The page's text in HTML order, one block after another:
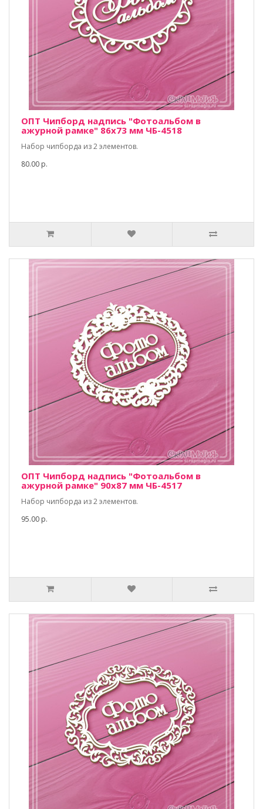
ОПТ Чипборд надпись "Фотоальбом в
ажурной рамке" 86х73 мм ЧБ-4518
Набор чипборда из 2 элементов.
80.00 р.
ОПТ Чипборд надпись "Фотоальбом в
ажурной рамке" 90х87 мм ЧБ-4517
Набор чипборда из 2 элементов.
95.00 р.